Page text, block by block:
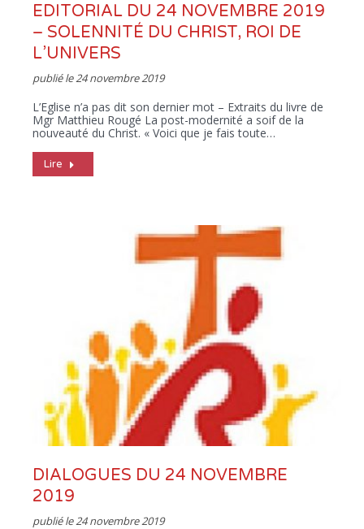
EDITORIAL DU 24 NOVEMBRE 2019
– SOLENNITÉ DU CHRIST, ROI DE
L’UNIVERS
publié le24 novembre 2019
L’Eglise n’a pas dit son dernier mot – Extraits du livre de
Mgr Matthieu Rougé La post-modernité a soif de la
nouveauté du Christ. « Voici que je fais toute…
Lire
DIALOGUES DU 24 NOVEMBRE
2019
publié le24 novembre 2019